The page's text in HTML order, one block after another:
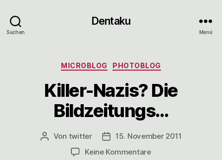
Suchen
Dentaku
Menü
Kategorien
MICROBLOG PHOTOBLOG
Killer-Nazis? Die
Bildzeitungs…
Beitragsautor
Von twitter Veröffentlichungsdatum
15. November 2011
Keine Kommentarezu